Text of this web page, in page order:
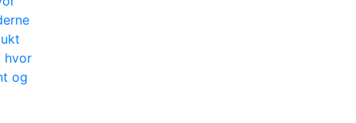
hvor
og